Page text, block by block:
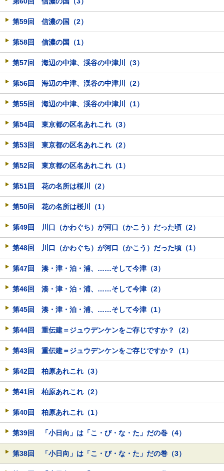
第59回 信濃の国（2）
第58回 信濃の国（1）
第57回 海辺の中津、渓谷の中津川（3）
第56回 海辺の中津、渓谷の中津川（2）
第55回 海辺の中津、渓谷の中津川（1）
第54回 東京都の区名あれこれ（3）
第53回 東京都の区名あれこれ（2）
第52回 東京都の区名あれこれ（1）
第51回 花の名所は桜川（2）
第50回 花の名所は桜川（1）
第49回 川口（かわぐち）が河口（かこう）だった頃（2）
第48回 川口（かわぐち）が河口（かこう）だった頃（1）
第47回 湊・津・泊・浦、……そして今津（3）
第46回 湊・津・泊・浦、……そして今津（2）
第45回 湊・津・泊・浦、……そして今津（1）
第44回 重伝建＝ジュウデンケンをご存じですか？（2）
第43回 重伝建＝ジュウデンケンをご存じですか？（1）
第42回 柏原あれこれ（3）
第41回 柏原あれこれ（2）
第40回 柏原あれこれ（1）
第39回 「小日向」は「こ・び・な・た」だの巻（4）
第38回 「小日向」は「こ・び・な・た」だの巻（3）